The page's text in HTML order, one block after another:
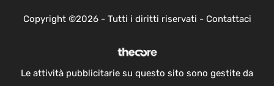
Copyright ©2026 - Tutti i diritti riservati - Contattaci
Le attività pubblicitarie su questo sito sono gestite da